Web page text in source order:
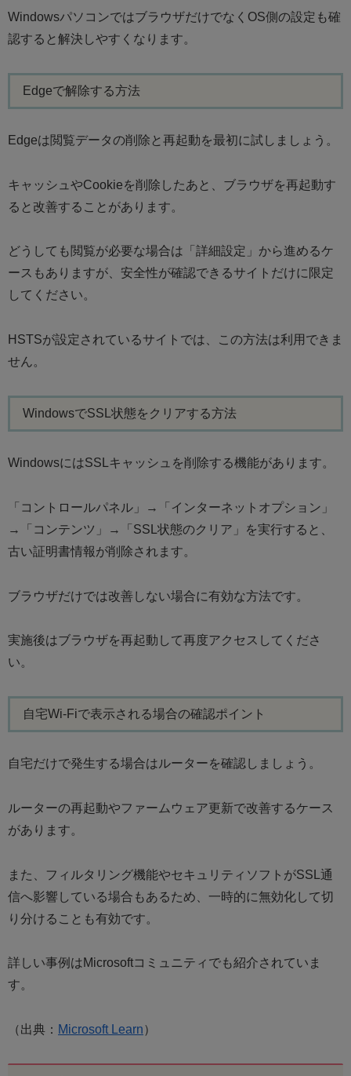
WindowsパソコンではブラウザだけでなくOS側の設定も確
認すると解決しやすくなります。
Edgeで解除する方法
Edgeは閲覧データの削除と再起動を最初に試しましょう。
キャッシュやCookieを削除したあと、ブラウザを再起動す
ると改善することがあります。
どうしても閲覧が必要な場合は「詳細設定」から進めるケ
ースもありますが、安全性が確認できるサイトだけに限定
してください。
HSTSが設定されているサイトでは、この方法は利用できま
せん。
WindowsでSSL状態をクリアする方法
WindowsにはSSLキャッシュを削除する機能があります。
「コントロールパネル」→「インターネットオプション」
→「コンテンツ」→「SSL状態のクリア」を実行すると、
古い証明書情報が削除されます。
ブラウザだけでは改善しない場合に有効な方法です。
実施後はブラウザを再起動して再度アクセスしてくださ
い。
自宅Wi-Fiで表示される場合の確認ポイント
自宅だけで発生する場合はルーターを確認しましょう。
ルーターの再起動やファームウェア更新で改善するケース
があります。
また、フィルタリング機能やセキュリティソフトがSSL通
信へ影響している場合もあるため、一時的に無効化して切
り分けることも有効です。
詳しい事例はMicrosoftコミュニティでも紹介されていま
す。
（出典： Microsoft Learn）